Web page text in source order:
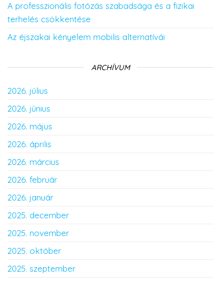
A professzionális fotózás szabadsága és a fizikai
terhelés csökkentése
Az éjszakai kényelem mobilis alternatívái
ARCHÍVUM
2026. július
2026. június
2026. május
2026. április
2026. március
2026. február
2026. január
2025. december
2025. november
2025. október
2025. szeptember